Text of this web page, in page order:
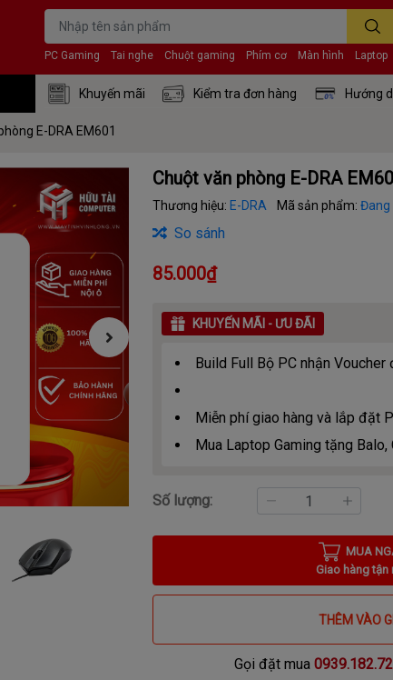
PC Gaming Tai nghe Chuột gaming Phím cơ Màn hình Laptop
Khuyến mãi Kiểm tra đơn hàng Hướng
E-DRA EM601
Chuột văn phòng E-DRA
Thương hiệu: E-DRA Mã sản phẩm:Đang
So sánh
85.000₫
KHUYẾN MÃI - ƯU ĐÃI
Build Full Bộ PC nhận Voucher
Miễn phí giao hàng và lắp đặt
Mua Laptop Gaming tặng Balo,
Số lượng:
MUA
Giao hàng tận
THÊM VÀO
Gọi đặt mua